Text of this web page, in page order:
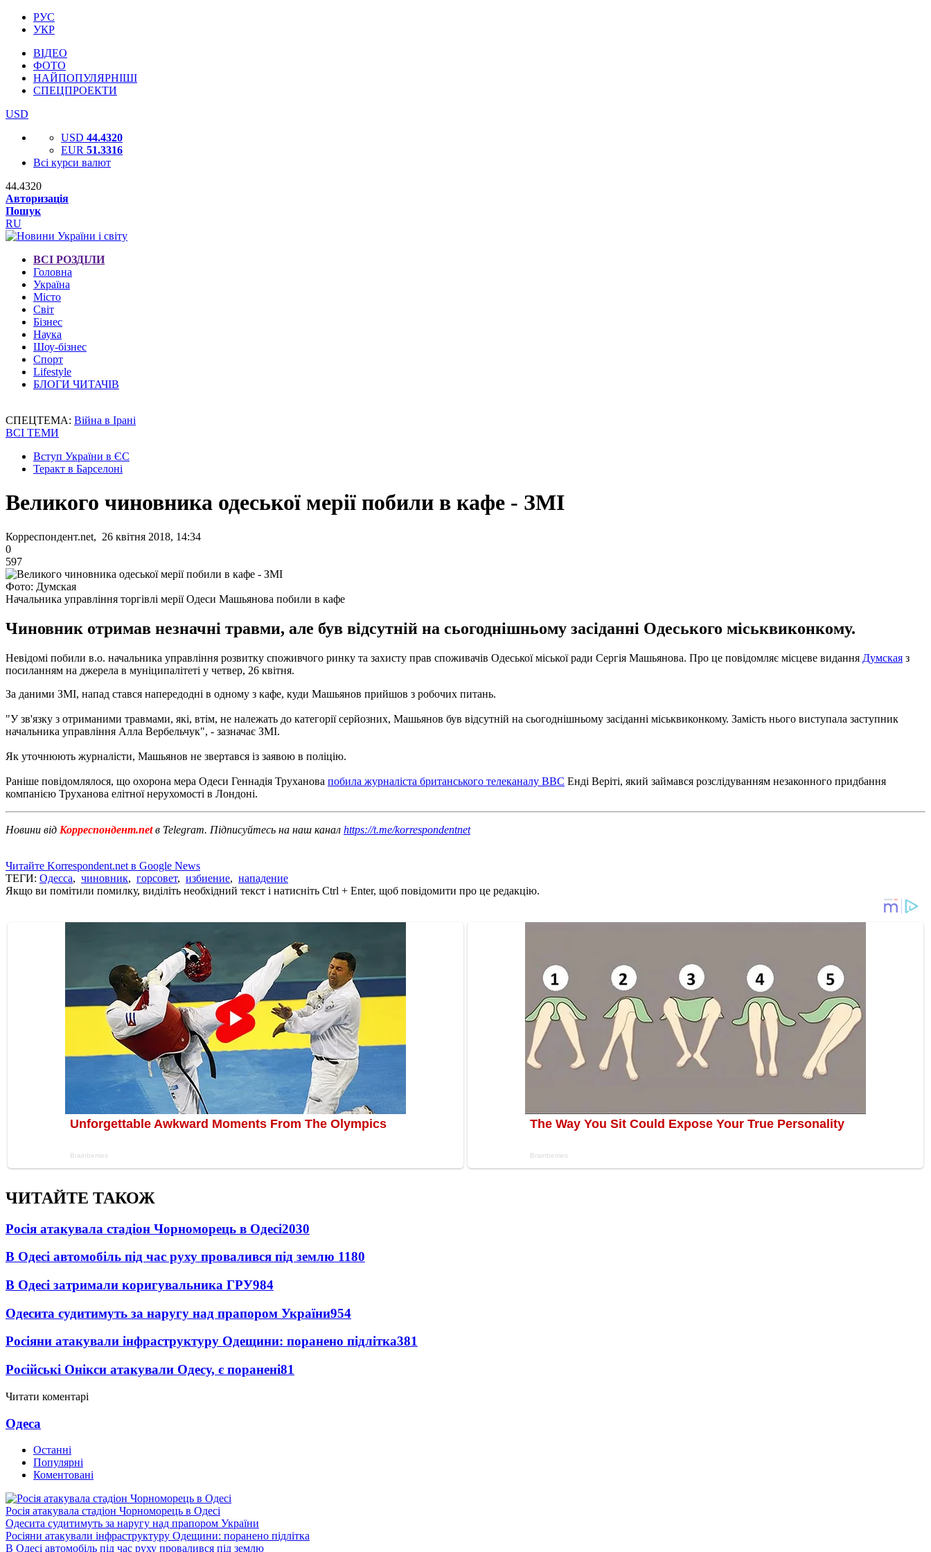
РУС
УКР
ВІДЕО
ФОТО
НАЙПОПУЛЯРНІШІ
СПЕЦПРОЕКТИ
USD
USD 44.4320
EUR 51.3316
Всі курси валют
44.4320
Авторизація
Пошук
RU
ВСІ РОЗДІЛИ
Головна
Україна
Місто
Світ
Бізнес
Наука
Шоу-бізнес
Спорт
Lifestyle
БЛОГИ ЧИТАЧІВ
СПЕЦТЕМА: Війна в Ірані
ВСІ ТЕМИ
Вступ України в ЄС
Теракт в Барселоні
Великого чиновника одеської мерії побили в кафе - ЗМІ
Корреспондент.net, 26 квітня 2018, 14:34
0
597
Фото: Думская
Начальника управління торгівлі мерії Одеси Машьянова побили в кафе
Чиновник отримав незначні травми, але був відсутній на сьогоднішньому засіданні Одеського міськвиконкому.
Невідомі побили в.о. начальника управління розвитку споживчого ринку та захисту прав споживачів Одеської міської ради Сергія Машьянова. Про це повідомляє місцеве видання Думская з
посиланням на джерела в муніципалітеті у четвер, 26 квітня.
За даними ЗМІ, напад стався напередодні в одному з кафе, куди Машьянов прийшов з робочих питань.
"У зв'язку з отриманими травмами, які, втім, не належать до категорії серйозних, Машьянов був відсутній на сьогоднішньому засіданні міськвиконкому. Замість нього виступала заступник
начальника управління Алла Вербельчук", - зазначає ЗМІ.
Як уточнюють журналісти, Машьянов не звертався із заявою в поліцію.
Раніше повідомлялося, що охорона мера Одеси Геннадія Труханова побила журналіста британського телеканалу ВВС Енді Веріті, який займався розслідуванням незаконного придбання
компанією Труханова елітної нерухомості в Лондоні.
Новини від Корреспондент.netв Telegram. Підписуйтесь на наш канал https://t.me/korrespondentnet
Читайте Korrespondent.net в Google News
ТЕГИ: Одесса, чиновник, горсовет, избиение, нападение
Якщо ви помітили помилку, виділіть необхідний текст і натисніть Ctrl + Enter, щоб повідомити про це редакцію.
ЧИТАЙТЕ ТАКОЖ
Росія атакувала стадіон Чорноморець в Одесі2030
В Одесі автомобіль під час руху провалився під землю 1180
В Одесі затримали коригувальника ГРУ984
Одесита судитимуть за наругу над прапором України954
Росіяни атакували інфраструктуру Одещини: поранено підлітка381
Російські Онікси атакували Одесу, є поранені81
Читати коментарі
Одеса
Останні
Популярні
Коментовані
Росія атакувала стадіон Чорноморець в Одесі
Одесита судитимуть за наругу над прапором України
Росіяни атакували інфраструктуру Одещини: поранено підлітка
В Одесі автомобіль під час руху провалився під землю